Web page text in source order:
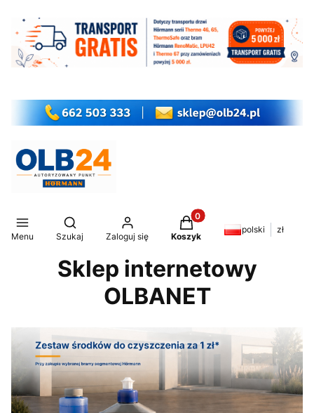
Menu
Otwórz wyszukiwarkę
Szukaj Zaloguj się
Produkty w koszyku: 0.
Koszyk
polski zł
Sklep internetowy
OLBANET